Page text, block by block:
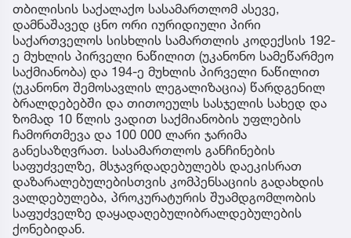
თბილისის საქალაქო სასამართლომ ასევე,
დამნაშავედ ცნო ორი იურიდიული პირი
საქართველოს სისხლის სამართლის კოდექსის 192-
ე მუხლის პირველი ნაწილით (უკანონო სამეწარმეო
საქმიანობა) და 194-ე მუხლის პირველი ნაწილით
(უკანონო შემოსავლის ლეგალიზაცია) წარდგენილ
ბრალდებებში და თითოეულს სასჯელის სახედ და
ზომად 10 წლის ვადით საქმიანობის უფლების
ჩამორთმევა და 100 000 ლარი ჯარიმა
განესაზღვრათ. სასამართლოს განჩინების
საფუძველზე, მსჯავრდადებულებს დაეკისრათ
დაზარალებულებისთვის კომპენსაციის გადახდის
ვალდებულება, პროკურატურის შუამდგომლობის
საფუძველზე დაყადაღებულიბრალდებულების
ქონებიდან.